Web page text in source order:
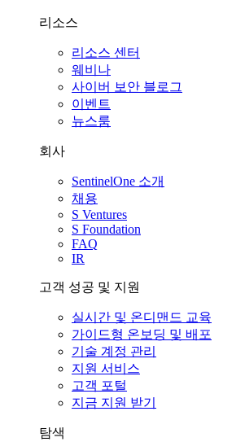
리소스
리소스 센터
웨비나
사이버 보안 블로그
이벤트
뉴스룸
회사
SentinelOne 소개
채용
S Ventures
S Foundation
FAQ
IR
고객 성공 및 지원
실시간 및 온디맨드 교육
가이드형 온보딩 및 배포
기술 계정 관리
지원 서비스
고객 포털
지금 지원 받기
탐색